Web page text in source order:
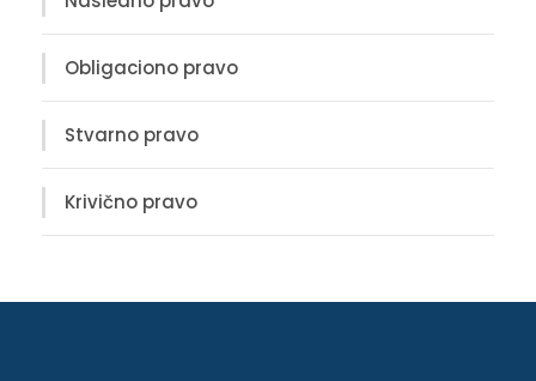
Obligaciono pravo
Stvarno pravo
Krivično pravo